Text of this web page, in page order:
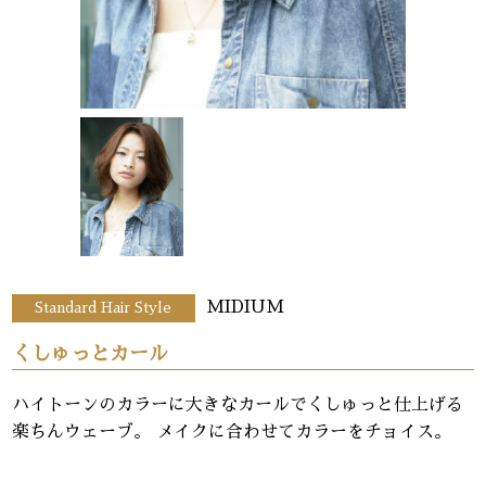
Standard Hair Style MIDIUM
くしゅっとカール
ハイトーンのカラーに大きなカールでくしゅっと仕上げる
楽ちんウェーブ。 メイクに合わせてカラーをチョイス。